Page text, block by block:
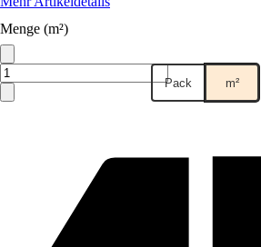
Menge (m²)
Pack m²